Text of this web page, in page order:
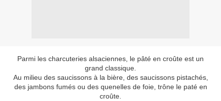
Parmi les charcuteries alsaciennes, le pâté en croûte est un
grand classique.
Au milieu des saucissons à la bière, des saucissons pistachés,
des jambons fumés ou des quenelles de foie, trône le paté en
croûte.